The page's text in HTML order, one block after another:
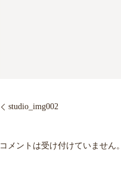
studio_img002
コメントは受け付けていません。